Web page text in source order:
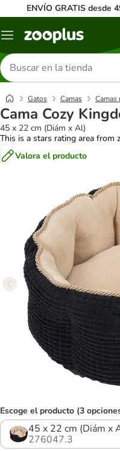
ENVÍO GRATIS desde
Menú
Buscar
productos
Gatos Camas Camas
Cama Cozy
45 x 22 cm (Diám x Al)
This is a stars rating area from
Valora el producto
Escoge el producto (3
45 x 22 cm (Diám x
276047.3